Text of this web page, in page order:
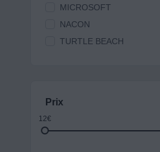
MICROSOFT
NACON
TURTLE BEACH
Prix
12€